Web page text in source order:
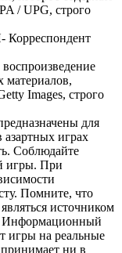
/ UPG, строго
Корреспондент
материалов,
Images, строго
для
азартных играх
Соблюдайте
игры. При
Помните, что
источником
Информационный
игры на реальные
ни в